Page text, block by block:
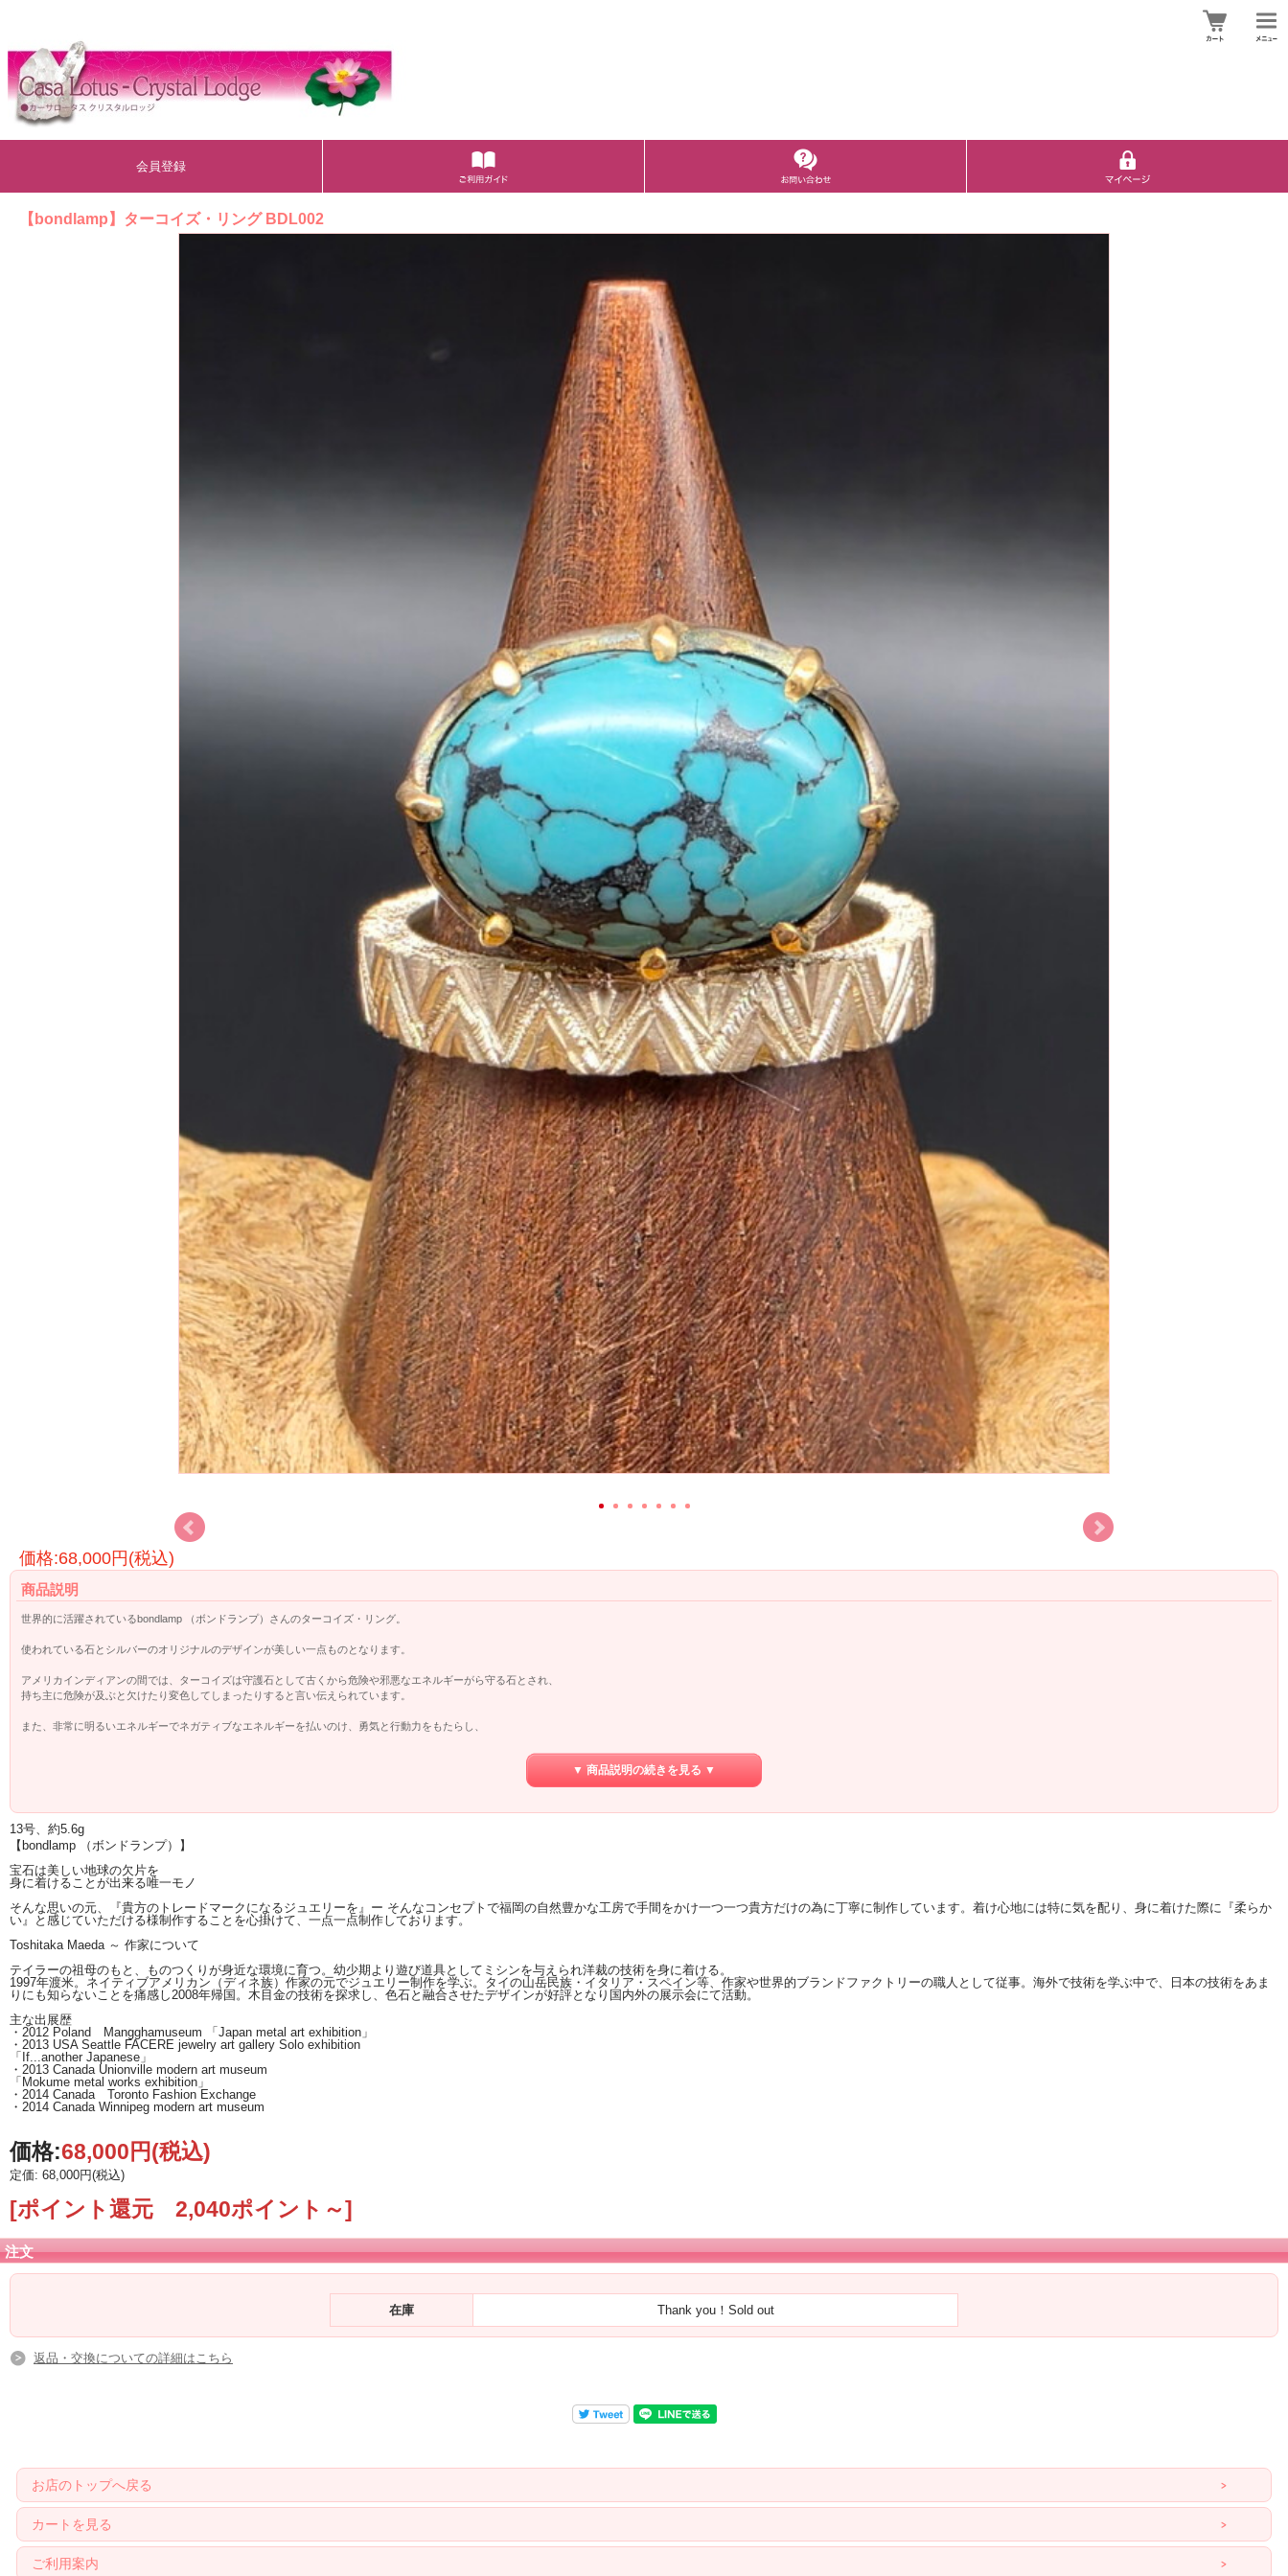
会員登録
【bondlamp】ターコイズ・リング BDL002
価格:68,000円(税込)
商品説明
世界的に活躍されているbondlamp （ボンドランプ）さんのターコイズ・リング。
使われている石とシルバーのオリジナルのデザインが美しい一点ものとなります。
アメリカインディアンの間では、ターコイズは守護石として古くから危険や邪悪なエネルギーがら守る石とされ、
持ち主に危険が及ぶと欠けたり変色してしまったりすると言い伝えられています。
また、非常に明るいエネルギーでネガティブなエネルギーを払いのけ、勇気と行動力をもたらし、
▼ 商品説明の続きを見る ▼
13号、約5.6g
【bondlamp （ボンドランプ）】
宝石は美しい地球の欠片を
身に着けることが出来る唯一モノ
そんな思いの元、『貴方のトレードマークになるジュエリーを』ー そんなコンセプトで福岡の自然豊かな工房で手間をかけ一つ一つ貴方だけの為に丁寧に制作しています。着け心地には特に気を配り、身に着けた際に『柔らか
い』と感じていただける様制作することを心掛けて、一点一点制作しております。
Toshitaka Maeda ～ 作家について
テイラーの祖母のもと、ものつくりが身近な環境に育つ。幼少期より遊び道具としてミシンを与えられ洋裁の技術を身に着ける。
1997年渡米。ネイティブアメリカン（ディネ族）作家の元でジュエリー制作を学ぶ。タイの山岳民族・イタリア・スペイン等、作家や世界的ブランドファクトリーの職人として従事。海外で技術を学ぶ中で、日本の技術をあま
りにも知らないことを痛感し2008年帰国。木目金の技術を探求し、色石と融合させたデザインが好評となり国内外の展示会にて活動。
主な出展歴
・2012 Poland Mangghamuseum 「Japan metal art exhibition」
・2013 USA Seattle FACERE jewelry art gallery Solo exhibition
「If...another Japanese」
・2013 Canada Unionville modern art museum
「Mokume metal works exhibition」
・2014 Canada Toronto Fashion Exchange
・2014 Canada Winnipeg modern art museum
価格:68,000円(税込)
定価: 68,000円(税込)
[ポイント還元 2,040ポイント～]
注文
在庫 Thank you！Sold out
返品・交換についての詳細はこちら
お店のトップへ戻る
カートを見る
ご利用案内